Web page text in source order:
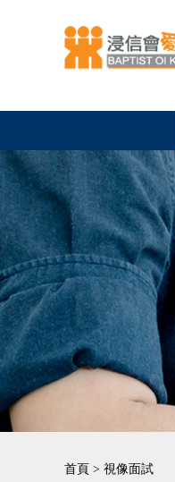
首頁 > 視像面試